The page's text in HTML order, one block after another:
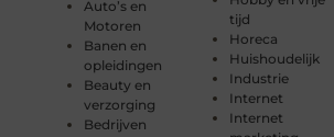
Auto’s en
Motoren
Banen en
opleidingen
Beauty en
verzorging
Bedrijven
tijd
Horeca
Huishoudelijk
Industrie
Internet
Internet